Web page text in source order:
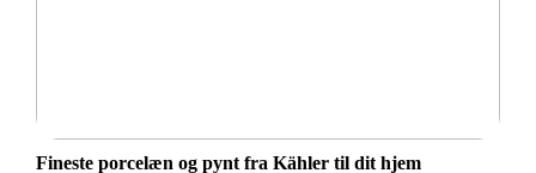
Fineste porcelæn og pynt fra Kähler til dit hjem